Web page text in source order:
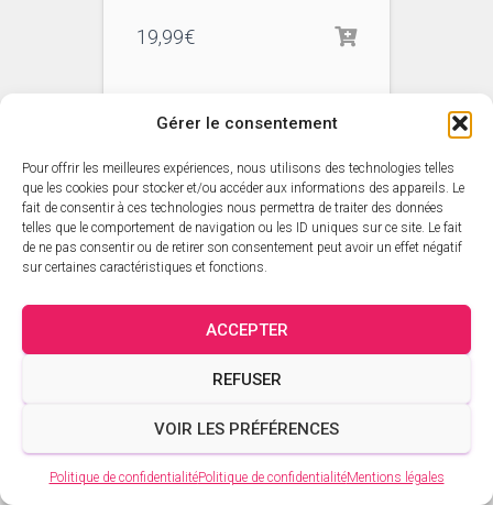
Gérer le consentement
Pour offrir les meilleures expériences, nous utilisons des technologies telles
que les cookies pour stocker et/ou accéder aux informations des appareils. Le
fait de consentir à ces technologies nous permettra de traiter des données
telles que le comportement de navigation ou les ID uniques sur ce site. Le fait
de ne pas consentir ou de retirer son consentement peut avoir un effet négatif
sur certaines caractéristiques et fonctions.
ACCEPTER
REFUSER
VOIR LES PRÉFÉRENCES
Politique de confidentialitéPolitique de confidentialitéMentions légales
19,99€
PIERRE BAROUH